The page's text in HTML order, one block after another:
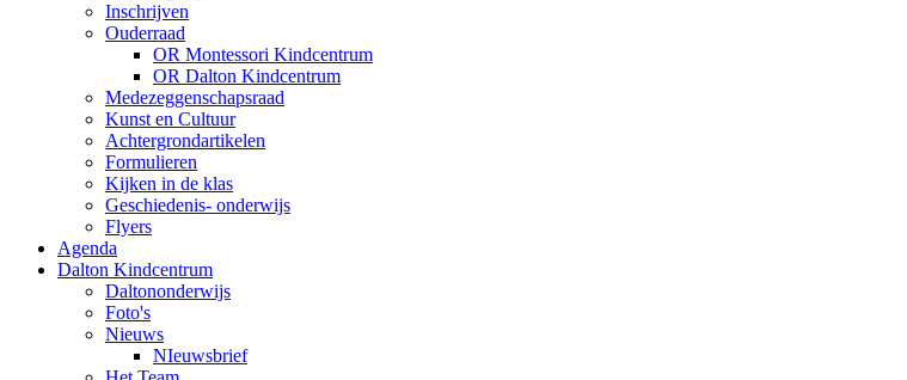
Inschrijven
Ouderraad
OR Montessori Kindcentrum
OR Dalton Kindcentrum
Medezeggenschapsraad
Kunst en Cultuur
Achtergrondartikelen
Formulieren
Kijken in de klas
Geschiedenis- onderwijs
Flyers
Agenda
Dalton Kindcentrum
Daltononderwijs
Foto's
Nieuws
NIeuwsbrief